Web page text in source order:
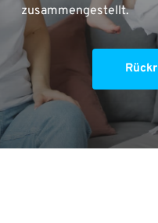
zusammengestellt.